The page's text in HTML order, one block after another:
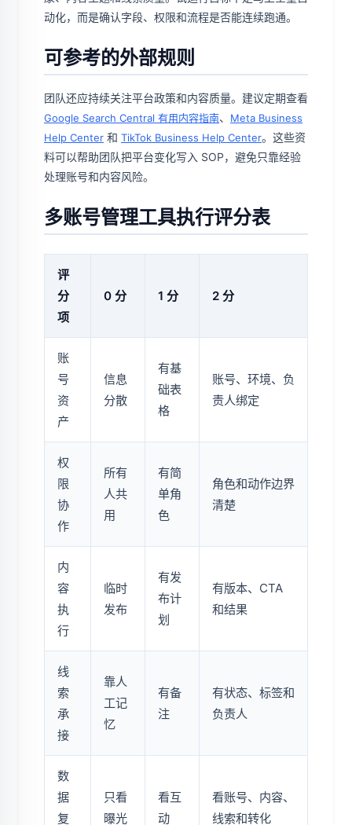
动化，而是确认字段、权限和流程是否能连续跑通。
可参考的外部规则
团队还应持续关注平台政策和内容质量。建议定期查看
Google Search Central 有用内容指南、 Meta Business
Help Center 和 TikTok Business Help Center。这些资
料可以帮助团队把平台变化写入 SOP，避免只靠经验
处理账号和内容风险。
多账号管理工具执行评分表
评
分
项
0 分 1 分 2 分
账
号
资
产
信息
分散
有基
础表
格
账号、环境、负
责人绑定
权
限
协
作
所有
人共
用
有简
单角
色
角色和动作边界
清楚
内
容
执
行
临时
发布
有发
布计
划
有版本、CTA
和结果
线
索
承
接
靠人
工记
忆
有备
注
有状态、标签和
负责人
数
据
复
只看
曝光
看互
动
看账号、内容、
线索和转化